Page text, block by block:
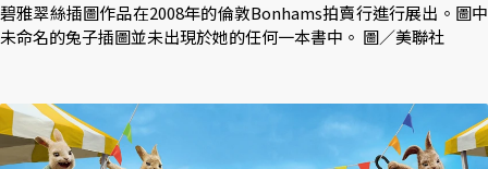
碧雅翠絲插圖作品在2008年的倫敦Bonhams拍賣行進行展出。圖中
未命名的兔子插圖並未出現於她的任何一本書中。 圖／美聯社